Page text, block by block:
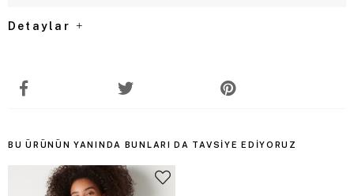
Detaylar
BU ÜRÜNÜN YANINDA BUNLARI DA TAVSIYE EDIYORUZ